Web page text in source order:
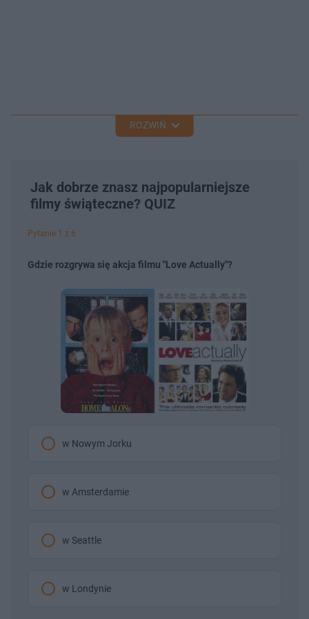
ROZWIŃ
Jak dobrze znasz najpopularniejsze
filmy świąteczne? QUIZ
Pytanie 1 z 6
Gdzie rozgrywa się akcja filmu "Love Actually"?
w Nowym Jorku
w Amsterdamie
w Seattle
w Londynie